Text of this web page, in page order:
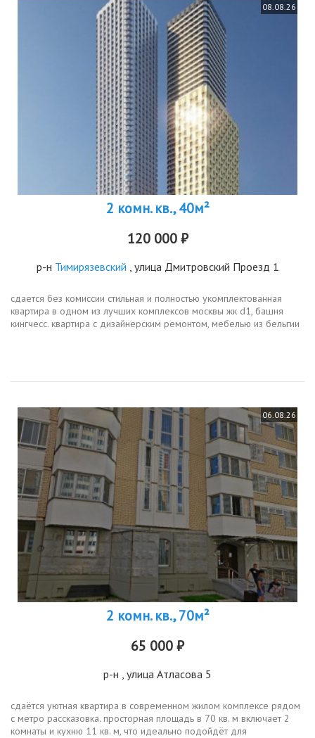
08.08.26
2 комн. кв., 40м²
120 000 ₽
р-н Тимирязевский , улица Дмитровский Проезд 1
сдается без комиссии стильная и полностью укомплектованная
квартира в одном из лучших комплексов москвы жк d1, башня
кингчесс. квартира с дизайнерским ремонтом, мебелью из бельгии
06.08.26
2 комн. кв., 70м²
65 000 ₽
р-н , улица Атласова 5
сдаётся уютная квартира в современном жилом комплексе рядом
с метро рассказовка. просторная площадь в 70 кв. м включает 2
комнаты и кухню 11 кв. м, что идеально подойдёт для